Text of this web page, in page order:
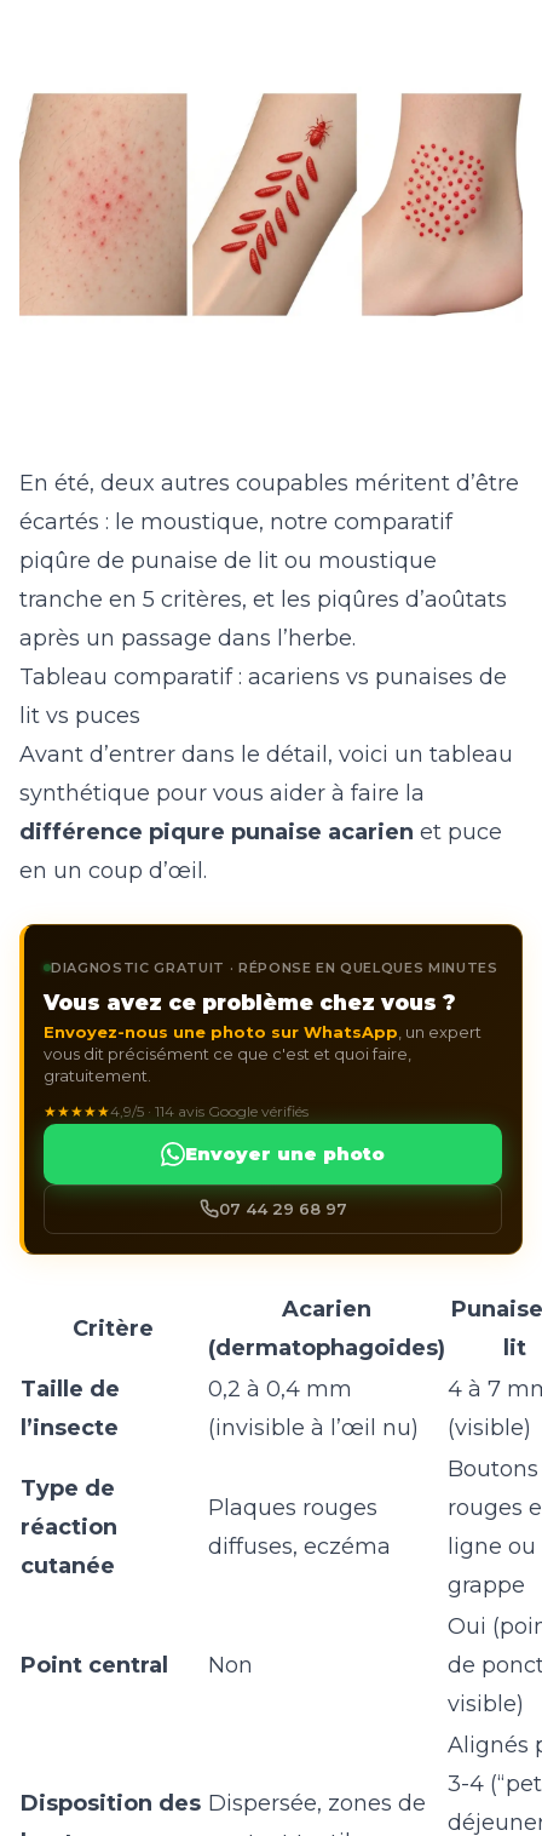
En été, deux autres coupables méritent d’être
écartés : le moustique, notre comparatif
piqûre de punaise de lit ou moustique
tranche en 5 critères, et les piqûres d’aoûtats
après un passage dans l’herbe.
Tableau comparatif : acariens vs punaises de
lit vs puces
Avant d’entrer dans le détail, voici un tableau
synthétique pour vous aider à faire la
différence piqure punaise acarien et puce
en un coup d’œil.
DIAGNOSTIC GRATUIT · RÉPONSE EN QUELQUES MINUTES
Vous avez ce problème chez vous ?
Envoyez-nous une photo sur WhatsApp , un expert
vous dit précisément ce que c'est et quoi faire,
gratuitement.
★★★★★4,9/5 · 114 avis Google vérifiés
Envoyer une photo
07 44 29 68 97
Critère
Acarien
(dermatophagoides)
lit
Taille de
l’insecte
0,2 à 0,4 mm
(invisible à l’œil nu)
4 à 7
(visible)
Type de
réaction
cutanée
Plaques rouges
diffuses, eczéma
Boutons
rouges
ligne ou
grappe
Point central Non
Oui
de
visible)
Disposition des Dispersée, zones de
Alignés
3-4